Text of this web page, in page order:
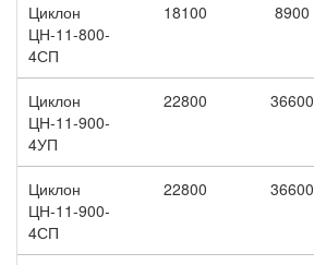
Циклон
ЦН-11-800-
4СП
18100 8900
Циклон
ЦН-11-900-
4УП
22800 36600
Циклон
ЦН-11-900-
4СП
22800 36600